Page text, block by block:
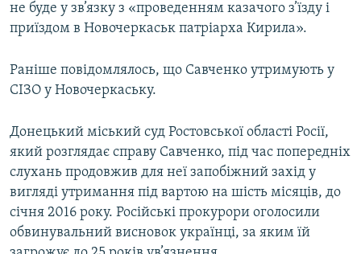
не буде у зв’язку з «проведенням казачого з’їзду і
приїздом в Новочеркаськ патріарха Кирила».
Раніше повідомлялось, що Савченко утримують у
СІЗО у Новочеркаську.
Донецький міський суд Ростовської області Росії,
який розглядає справу Савченко, під час попередніх
слухань продовжив для неї запобіжний захід у
вигляді утримання під вартою на шість місяців, до
січня 2016 року. Російські прокурори оголосили
обвинувальний висновок українці, за яким їй